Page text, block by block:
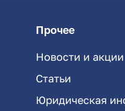
Прочее
Новости и акции
Статьи
Юридическая